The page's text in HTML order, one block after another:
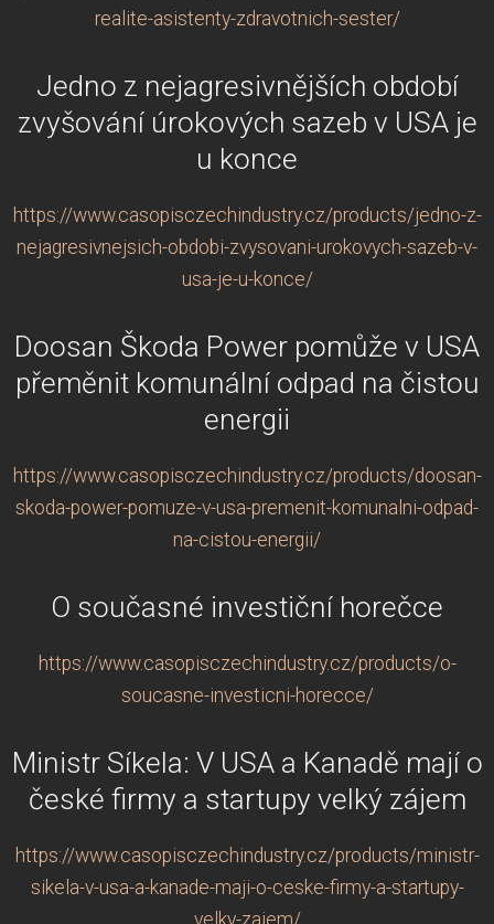
realite-asistenty-zdravotnich-sester/
Jedno z nejagresivnějších období
zvyšování úrokových sazeb v USA je
u konce
https://www.casopisczechindustry.cz/products/jedno-z-
nejagresivnejsich-obdobi-zvysovani-urokovych-sazeb-v-
usa-je-u-konce/
Doosan Škoda Power pomůže v USA
přeměnit komunální odpad na čistou
energii
https://www.casopisczechindustry.cz/products/doosan-
skoda-power-pomuze-v-usa-premenit-komunalni-odpad-
na-cistou-energii/
O současné investiční horečce
https://www.casopisczechindustry.cz/products/o-
soucasne-investicni-horecce/
Ministr Síkela: V USA a Kanadě mají o
české firmy a startupy velký zájem
https://www.casopisczechindustry.cz/products/ministr-
sikela-v-usa-a-kanade-maji-o-ceske-firmy-a-startupy-
velky-zajem/